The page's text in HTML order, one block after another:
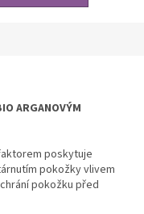
ARGANOVÝM
poskytuje
pokožky vlivem
pokožku před